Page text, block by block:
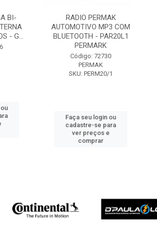
BI-
- G...
RADIO PERMAK
AUTOMOTIVO MP3 COM
BLUETOOTH - PAR20L1
PERMARK
Código: 72730
PERMAK
SKU: PERM20/1
Faça seu login ou
cadastre-se para
ver preços e
comprar